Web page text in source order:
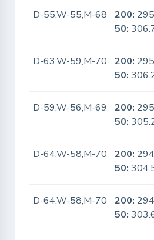
D-55,W-55,M-68 200:
50:
D-63,W-59,M-70 200:
50:
D-59,W-56,M-69 200:
50:
D-64,W-58,M-70 200:
50:
D-64,W-58,M-70 200:
50: